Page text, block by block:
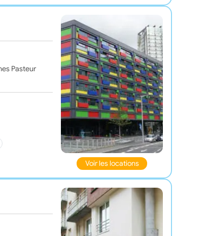
Pasteur
Voir les locations